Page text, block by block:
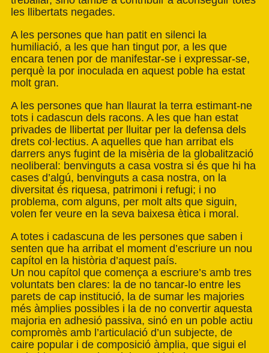
les llibertats negades.
A les persones que han patit en silenci la
humiliació, a les que han tingut por, a les que
encara tenen por de manifestar-se i expressar-se,
perquè la por inoculada en aquest poble ha estat
molt gran.
A les persones que han llaurat la terra estimant-ne
tots i cadascun dels racons. A les que han estat
privades de llibertat per lluitar per la defensa dels
drets col·lectius. A aquelles que han arribat els
darrers anys fugint de la misèria de la globalització
neoliberal: benvinguts a casa vostra si és que hi ha
cases d’algú, benvinguts a casa nostra, on la
diversitat és riquesa, patrimoni i refugi; i no
problema, com alguns, per molt alts que siguin,
volen fer veure en la seva baixesa ètica i moral.
A totes i cadascuna de les persones que saben i
senten que ha arribat el moment d’escriure un nou
capítol en la història d’aquest país.
Un nou capítol que comença a escriure’s amb tres
voluntats ben clares: la de no tancar-lo entre les
parets de cap institució, la de sumar les majories
més àmplies possibles i la de no convertir aquesta
majoria en adhesió passiva, sinó en un poble actiu
compromès amb l’articulació d’un subjecte, de
caire popular i de composició àmplia, que sigui el